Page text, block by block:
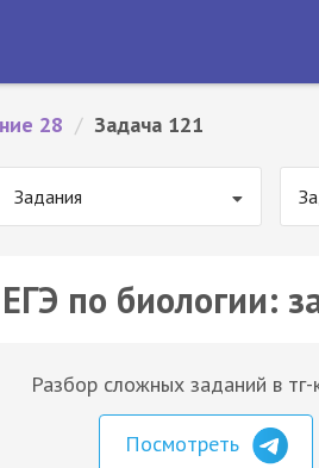
28 / Задача 121
Задания
по биологии:
Разбор сложных заданий в тг-
Посмотреть